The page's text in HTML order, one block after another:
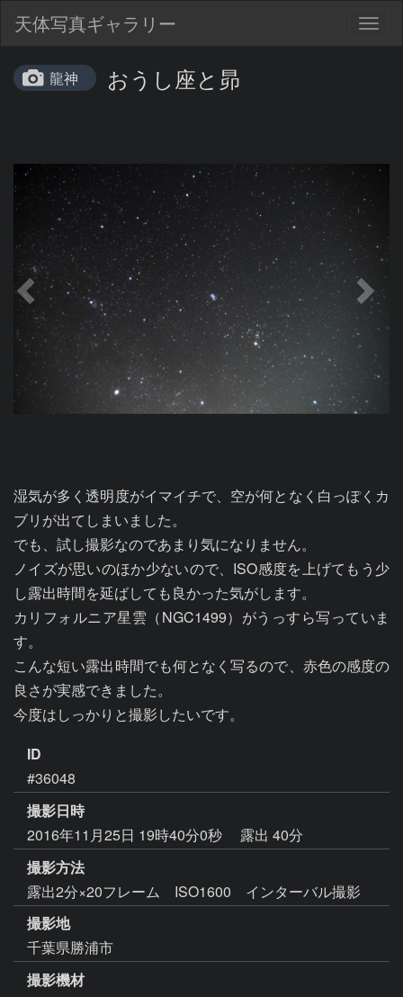
天体写真ギャラリー
龍神 おうし座と昴
湿気が多く透明度がイマイチで、空が何となく白っぽくカ
ブリが出てしまいました。
でも、試し撮影なのであまり気になりません。
ノイズが思いのほか少ないので、ISO感度を上げてもう少
し露出時間を延ばしても良かった気がします。
カリフォルニア星雲（NGC1499）がうっすら写っていま
す。
こんな短い露出時間でも何となく写るので、赤色の感度の
良さが実感できました。
今度はしっかりと撮影したいです。
ID
#36048
撮影日時
2016年11月25日 19時40分0秒
露出 40分
撮影方法
露出2分×20フレーム ISO1600 インターバル撮影
撮影地
千葉県勝浦市
撮影機材